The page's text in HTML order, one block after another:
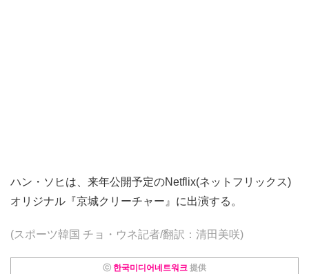
ハン・ソヒは、来年公開予定のNetflix(ネットフリックス)
オリジナル『京城クリーチャー』に出演する。
(スポーツ韓国 チョ・ウネ記者/翻訳：清田美咲)
ⓒ 한국미디어네트워크 提供